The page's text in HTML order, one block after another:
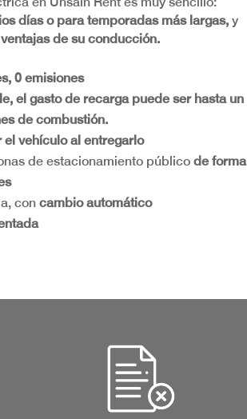
días o para temporadas más largas, y
de su conducción.
0 emisiones
el gasto de recarga puede ser hasta un
de combustión.
vehículo al entregarlo
de estacionamiento públicode forma
con cambio automático